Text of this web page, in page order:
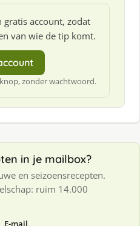
gratis account, zodat
van wie de tip komt.
zonder wachtwoord.
in je mailbox?
en seizoensrecepten.
ruim 14.000
E-mail